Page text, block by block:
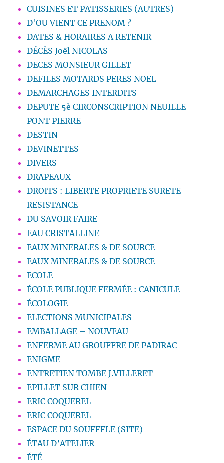
CUISINES ET PATISSERIES (AUTRES)
D'OU VIENT CE PRENOM ?
DATES & HORAIRES A RETENIR
DÉCÈS Joël NICOLAS
DECES MONSIEUR GILLET
DEFILES MOTARDS PERES NOEL
DEMARCHAGES INTERDITS
DEPUTE 5è CIRCONSCRIPTION NEUILLE
PONT PIERRE
DESTIN
DEVINETTES
DIVERS
DRAPEAUX
DROITS : LIBERTE PROPRIETE SURETE
RESISTANCE
DU SAVOIR FAIRE
EAU CRISTALLINE
EAUX MINERALES & DE SOURCE
EAUX MINERALES & DE SOURCE
ECOLE
ÉCOLE PUBLIQUE FERMÉE : CANICULE
ÉCOLOGIE
ELECTIONS MUNICIPALES
EMBALLAGE – NOUVEAU
ENFERME AU GROUFFRE DE PADIRAC
ENIGME
ENTRETIEN TOMBE J.VILLERET
EPILLET SUR CHIEN
ERIC COQUEREL
ERIC COQUEREL
ESPACE DU SOUFFFLE (SITE)
ÉTAU D’ATELIER
ÉTÉ